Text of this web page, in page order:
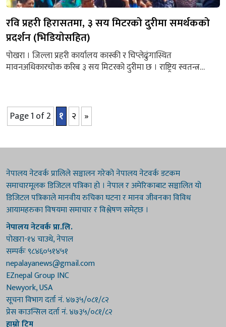
रवि प्रहरी हिरासतमा, ३ सय मिटरको दुरीमा समर्थकको
प्रदर्शन (भिडियाेसहित)
पोखरा । जिल्ला प्रहरी कार्यालय कास्की र चिप्लेढुंगास्थित
मावनअधिकारचोक करिब ३ सय मिटरको दुरीमा छ । राष्ट्रिय स्वतन्त्र
प्रदर्शन गरेका छन् । सहकारी गठी आरोपमा रविलाई पक्राउ...
Page 1 of 2 १ २ »
नेपालय नेटवर्क प्रालिले सञ्चालन गरेको नेपालय नेटवर्क डटकम
समाचारमूलक डिजिटल पत्रिका हो । नेपाल र अमेरिकाबाट सञ्चालित यो
डिजिटल पत्रिकाले मानवीय रुचिका घटना र मानव जीवनका विविध
आयामहरुका विषयमा समाचार र विश्लेषण समेट्छ ।
नेपालय नेटवर्क प्रा.लि.
पोखरा-१४ चाउथे, नेपाल
सम्पर्कः ९८४६०५१४५१
nepalayanews@gmail.com
EZnepal Group INC
Newyork, USA
सूचना विभाग दर्ता नं. ४७३५/०८१/८२
प्रेस काउन्सिल दर्ता नं. ४७३५/०८१/८२
हाम्रो टिम